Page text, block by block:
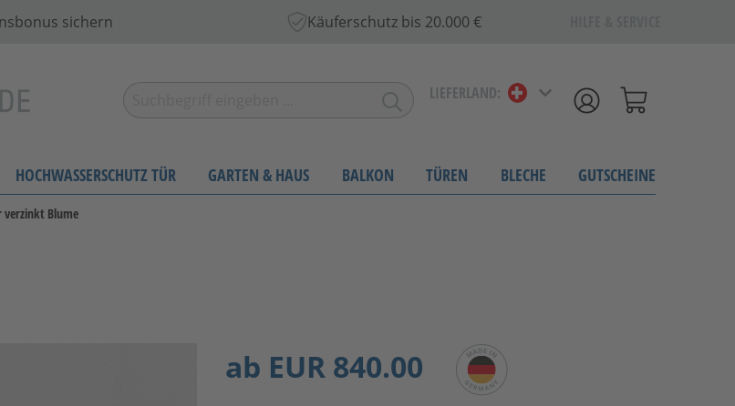
sichern Käuferschutz bis 20.000 €
LIEFERLAND:
HOCHWASSERSCHUTZ TÜR GARTEN & HAUS BALKON TÜREN BLECHE GUTSCHEINE
Blume
ab EUR 840.00